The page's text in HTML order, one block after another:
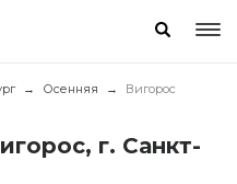
Осенняя Вигорос
г. Санкт-